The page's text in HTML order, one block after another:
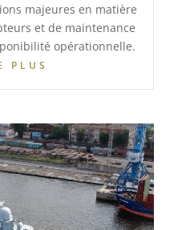
majeures en matière
et de maintenance
opérationnelle.
PLUS